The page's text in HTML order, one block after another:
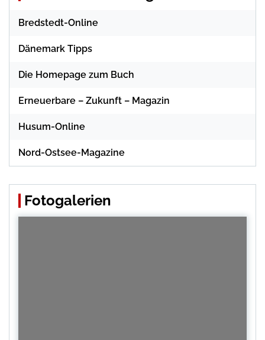
Bredstedt-Online
Dänemark Tipps
Die Homepage zum Buch
Erneuerbare – Zukunft – Magazin
Husum-Online
Nord-Ostsee-Magazine
Fotogalerien